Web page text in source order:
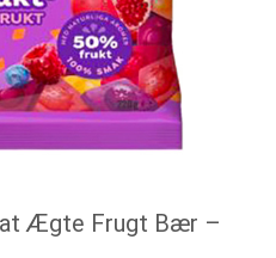
Ægte Frugt Bær –